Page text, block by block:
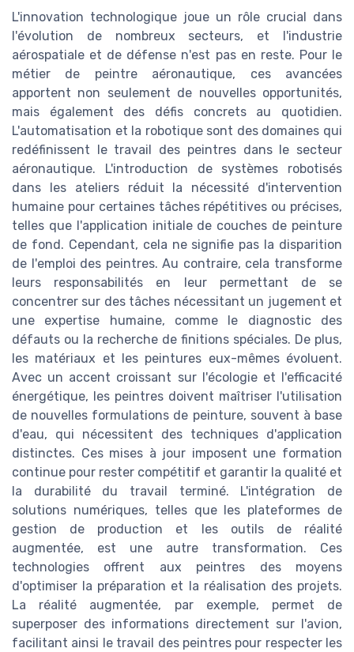
L'innovation technologique joue un rôle crucial dans
l'évolution de nombreux secteurs, et l'industrie
aérospatiale et de défense n'est pas en reste. Pour le
métier de peintre aéronautique, ces avancées
apportent non seulement de nouvelles opportunités,
mais également des défis concrets au quotidien.
L'automatisation et la robotique sont des domaines qui
redéfinissent le travail des peintres dans le secteur
aéronautique. L'introduction de systèmes robotisés
dans les ateliers réduit la nécessité d'intervention
humaine pour certaines tâches répétitives ou précises,
telles que l'application initiale de couches de peinture
de fond. Cependant, cela ne signifie pas la disparition
de l'emploi des peintres. Au contraire, cela transforme
leurs responsabilités en leur permettant de se
concentrer sur des tâches nécessitant un jugement et
une expertise humaine, comme le diagnostic des
défauts ou la recherche de finitions spéciales. De plus,
les matériaux et les peintures eux-mêmes évoluent.
Avec un accent croissant sur l'écologie et l'efficacité
énergétique, les peintres doivent maîtriser l'utilisation
de nouvelles formulations de peinture, souvent à base
d'eau, qui nécessitent des techniques d'application
distinctes. Ces mises à jour imposent une formation
continue pour rester compétitif et garantir la qualité et
la durabilité du travail terminé. L'intégration de
solutions numériques, telles que les plateformes de
gestion de production et les outils de réalité
augmentée, est une autre transformation. Ces
technologies offrent aux peintres des moyens
d'optimiser la préparation et la réalisation des projets.
La réalité augmentée, par exemple, permet de
superposer des informations directement sur l'avion,
facilitant ainsi le travail des peintres pour respecter les